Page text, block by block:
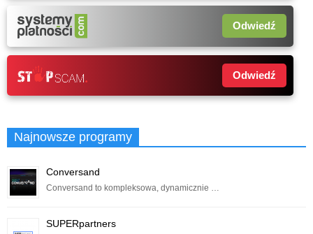
Odwiedź
Odwiedź
Najnowsze programy
Conversand
Conversand to kompleksowa, dynamicznie …
SUPERpartners